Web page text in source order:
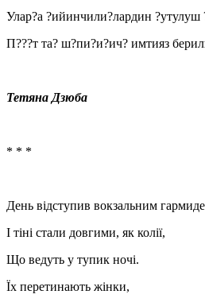
Улар?а ?ийинчили?лардин ?утулуш
П???т та? ш?пи?и?ич? имтияз
Тетяна Дзюба
* * *
День відступив вокзальним
І тіні стали довгими, як колії,
Що ведуть у тупик ночі.
Їх перетинають жінки,